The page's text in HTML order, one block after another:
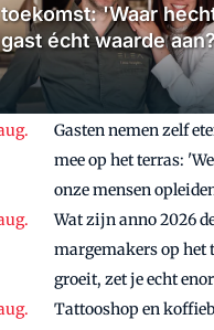
toekomst: 'Waar
gast écht waarde
Gasten nemen zelf
mee op het terras:
onze mensen
Wat zijn anno 2026
margemakers op het
groeit, zet je echt
Tattooshop en